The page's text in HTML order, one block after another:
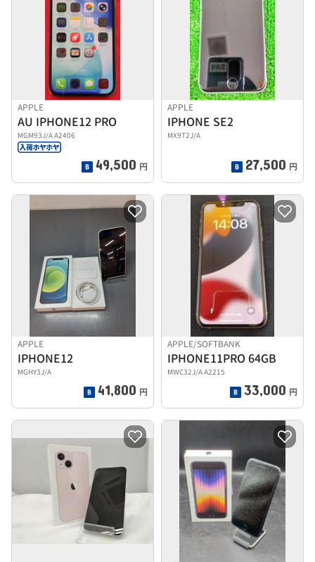
APPLE
AU IPHONE12 PRO
MGM93J/A A2406
49,500 円
APPLE
IPHONE SE2
MX9T2J/A
27,500 円
APPLE
IPHONE12
MGHY3J/A
41,800 円
APPLE/SOFTBANK
IPHONE11PRO 64GB
MWC32J/A A2215
33,000 円